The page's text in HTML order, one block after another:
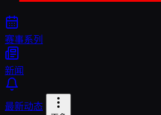
赛事系列
新闻
最新动态